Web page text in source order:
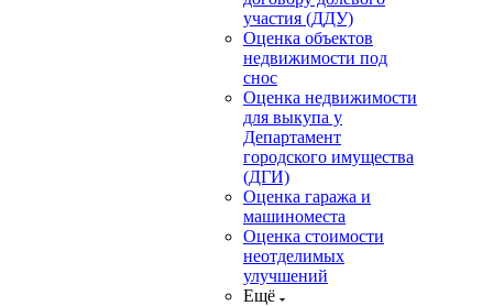
участия (ДДУ)
Оценка объектов
недвижимости под
снос
Оценка недвижимости
для выкупа у
Департамент
городского имущества
(ДГИ)
Оценка гаража и
машиноместа
Оценка стоимости
неотделимых
улучшений
Ещё